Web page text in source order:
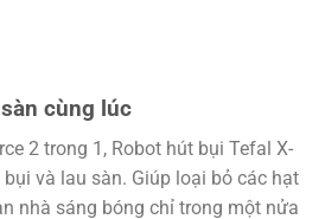
cùng lúc
2 trong 1, Robot hút bụi Tefal X-
và lau sàn. Giúp loại bỏ các hạt
nhà sáng bóng chỉ trong một nửa